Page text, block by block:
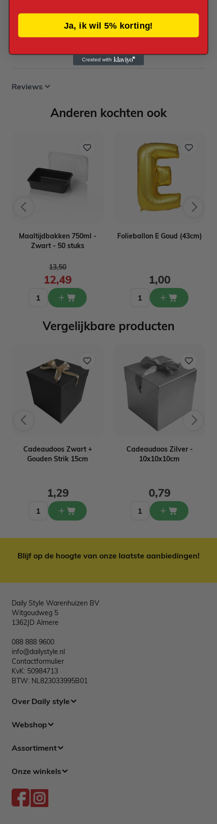
Verpakt per 1 stuk
Afmetingen
Reviews
Anderen kochten ook
Maaltijdbakken 750ml -
Zwart - 50 stuks
12,49
Normale prijs
13,50
Folieballon E Goud (43cm)
1,00
Vergelijkbare producten
Cadeaudoos Zwart +
Gouden Strik 15cm
1,29
Cadeaudoos Zilver -
10x10x10cm
0,79
Blijf op de hoogte van onze laatste aanbiedingen!
Daily Style Warenhuizen BV
Witgoudweg 5
1362JD Almere
088 888 9600
info@dailystyle.nl
Contactformulier
KvK: 50984713
BTW: NL823033995B01
Over Daily style
Webshop
Assortiment
Onze winkels
Ja, ik wil 5% korting!